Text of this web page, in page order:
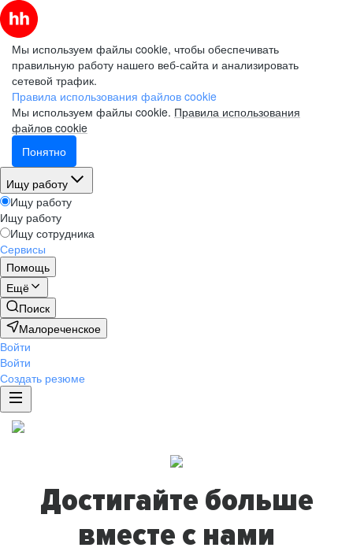
Мы используем файлы cookie, чтобы обеспечивать
правильную работу нашего веб-сайта и анализировать
сетевой трафик.
Правила использования файлов cookie
Мы используем файлы cookie. Правила использования
файлов cookie
Понятно
Ищу работу
Ищу работу
Ищу работу
Ищу сотрудника
Сервисы
Помощь
Ещё
Поиск
Малореченское
Войти
Войти
Создать резюме
Достигайте больше
вместе с нами